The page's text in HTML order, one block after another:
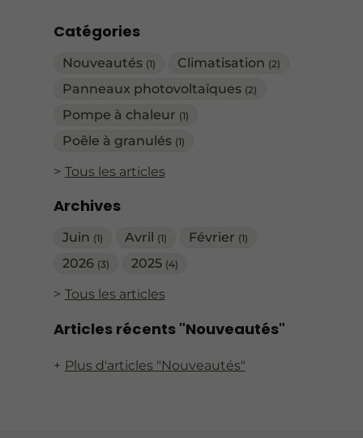
Catégories
Nouveautés (1) Climatisation (2)
Panneaux photovoltaïques (2)
Pompe à chaleur (1)
Poêle à granulés (1)
Tous les articles
Archives
Juin (1) Avril (1) Février (1)
2026 (3) 2025 (4)
Tous les articles
Articles récents "Nouveautés"
Plus d'articles "Nouveautés"